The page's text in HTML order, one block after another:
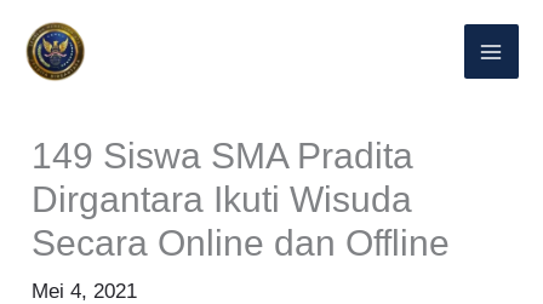
Lewati
149 Siswa SMA Pradita
Dirgantara Ikuti Wisuda
Secara Online dan Offline
Mei 4, 2021